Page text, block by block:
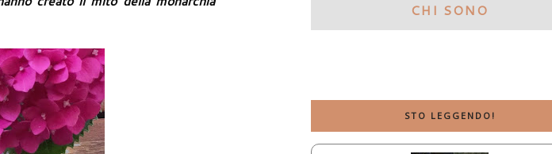
CHI SONO
STO LEGGENDO!